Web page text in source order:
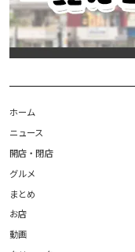
ホーム
ニュース
開店・閉店
グルメ
まとめ
お店
動画